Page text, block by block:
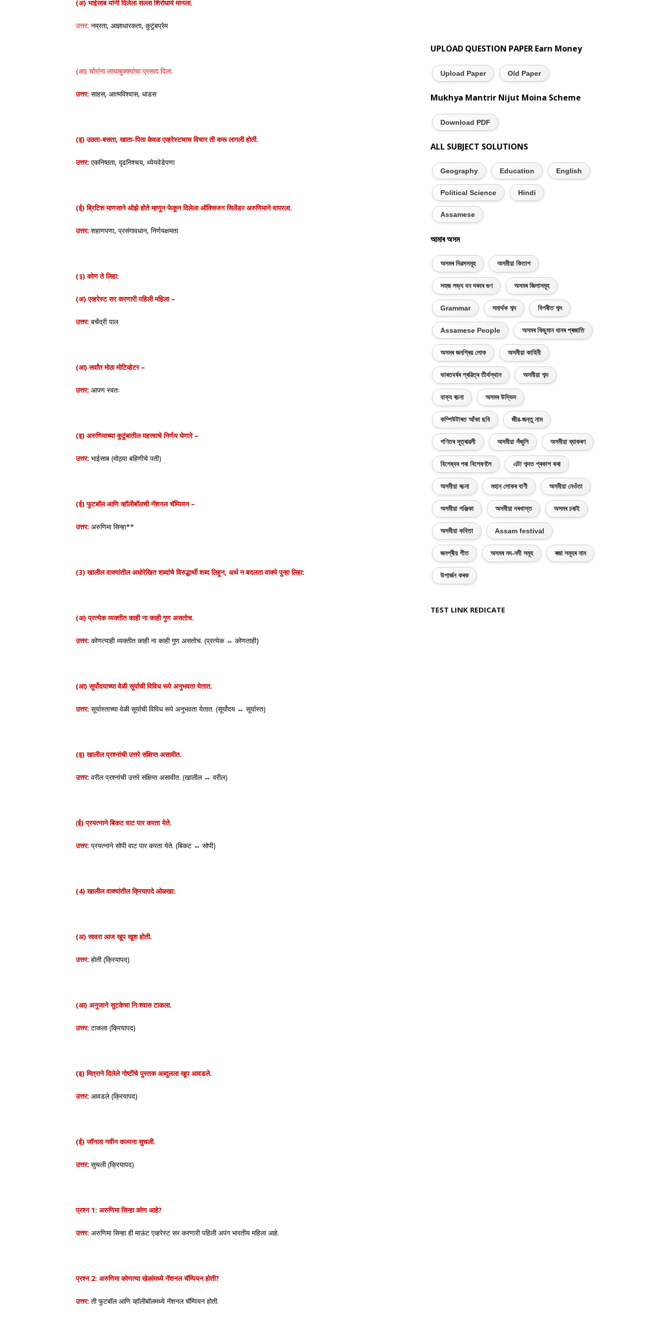
(अ) भाईसाब यांनी दिलेला सल्ला शिरोधार्य मानला.
उत्तर: नम्रता, आज्ञाधारकता, कुटुंबप्रेम
(आ) चोरांना लाथाबुक्क्यांचा प्रसाद दिला.
उत्तर: साहस, आत्मविश्वास, धाडस
(इ) उठता-बसता, खाता-पिता केवळ एव्हरेस्टचाच विचार ती करू लागली होती.
उत्तर: एकनिष्ठता, दृढनिश्चय, ध्येयवेडेपणा
(ई) ब्रिटिश माणसाने ओझे होते म्हणून फेकून दिलेला ऑक्सिजन सिलेंडर अरुणिमाने वापरला.
उत्तर: शहाणपणा, प्रसंगावधान, निर्णयक्षमता
(३) कोण ते लिहा:
(अ) एव्हरेस्ट सर करणारी पहिली महिला –
उत्तर: बचेंद्री पाल
(आ) सर्वांत मोठा मोटिव्हेटर –
उत्तर: आपण स्वतः
(इ) अरुणिमाच्या कुटुंबातील महत्त्वाचे निर्णय घेणारे –
उत्तर: भाईसाब (मोठ्या बहिणीचे पती)
(ई) फुटबॉल आणि व्हॉलीबॉलची नॅशनल चॅम्पियन –
उत्तर: अरुणिमा सिन्हा**
(3) खालील वाक्यांतील अधोरेखित शब्दांचे विरुद्धार्थी शब्द लिहून, अर्थ न बदलता वाक्ये पुन्हा लिहा:
(अ) प्रत्येक व्यक्तीत काही ना काही गुण असतोच.
उत्तर: कोणत्याही व्यक्तीत काही ना काही गुण असतोच. (प्रत्येक ↔ कोणताही)
(आ) सूर्योदयाच्या वेळी सूर्याची विविध रूपे अनुभवता येतात.
उत्तर: सूर्यास्ताच्या वेळी सूर्याची विविध रूपे अनुभवता येतात. (सूर्योदय ↔ सूर्यास्त)
(इ) खालील प्रश्नांची उत्तरे संक्षिप्त असावीत.
उत्तर: वरील प्रश्नांची उत्तरे संक्षिप्त असावीत. (खालील ↔ वरील)
(ई) प्रयत्नाने बिकट वाट पार करता येते.
उत्तर: प्रयत्नाने सोपी वाट पार करता येते. (बिकट ↔ सोपी)
(4) खालील वाक्यांतील क्रियापदे ओळखा:
(अ) सावरा आज खूप खूश होती.
उत्तर: होती (क्रियापद)
(आ) अनुजाने सुटकेचा निःश्वास टाकला.
उत्तर: टाकला (क्रियापद)
(इ) मित्राने दिलेले गोष्टींचे पुस्तक अब्दुलला खूप आवडले.
उत्तर: आवडले (क्रियापद)
(ई) जॉनला नवीन कल्पना सुचली.
उत्तर: सुचली (क्रियापद)
प्रश्न 1: अरुणिमा सिन्हा कोण आहे?
उत्तर: अरुणिमा सिन्हा ही माऊंट एव्हरेस्ट सर करणारी पहिली अपंग भारतीय महिला आहे.
प्रश्न 2: अरुणिमा कोणत्या खेळांमध्ये नॅशनल चॅम्पियन होती?
उत्तर: ती फुटबॉल आणि व्हॉलीबॉलमध्ये नॅशनल चॅम्पियन होती.
UPLOAD QUESTION PAPER Earn Money
Upload Paper Old Paper
Mukhya Mantrir Nijut Moina Scheme
Download PDF
ALL SUBJECT SOLUTIONS
Geography Education English
Political Science Hindi
Assamese
আমাৰ অসম
অসমৰ দিৱসসমূহ অসমীয়া কিতাপ
সহজ লভ্য বন দৰবৰ গুণ অসমৰ জিলাসমূহ
Grammar সমাৰ্থক শব্দ বিপৰীত শব্দ
Assamese People অসমৰ কিছুমান ধানৰ প্ৰজাতি
অসমৰ জনপ্ৰিয় লোক অসমীয়া কাহিনী
ভাৰতবৰ্ষৰ প্ৰৱিত্ৰ তীৰ্থস্থান অসমীয়া শব্দ
বাক্য ৰচনা অসমৰ উদ্ভিদ
কম্পিউটাৰত আঁকা ছবি জীৱ-জন্তু নাম
গণিতৰ সূত্ৰাৱলী অসমীয়া সঁজুলি অসমীয়া ব্যাকৰণ
বিশেষ্যৰ পৰা বিশেষণলৈ এটা শব্দত প্ৰকাশ কৰা
অসমীয়া ৰচনা মহান লোকৰ বাণী অসমীয়া নেওঁতা
অসমীয়া পঞ্জিকা অসমীয়া দৰখাস্ত অসমৰ চৰাই
অসমীয়া কবিতা Assam festival
জনপ্ৰীয় গীত অসমৰ নদ-নদী সমূহ ৰজা সমূহৰ নাম
উপাৰ্জন কৰক
TEST LINK REDICATE